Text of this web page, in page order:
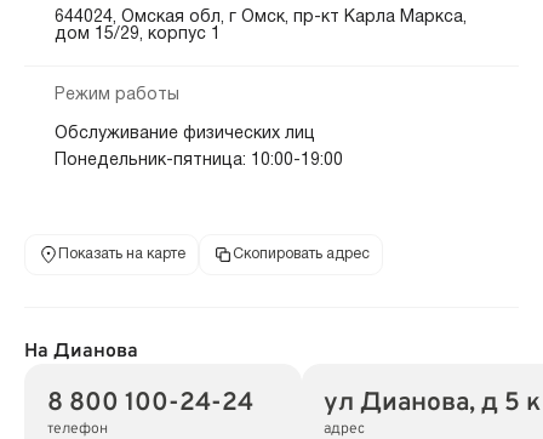
644024, Омская обл, г Омск, пр-кт Карла Маркса,
дом 15/29, корпус 1
Режим работы
Обслуживание физических лиц
Понедельник-пятница: 10:00-19:00
Показать на карте Скопировать адрес
На Дианова
8 800 100-24-24
телефон
ул Дианова, д 5 к
адрес